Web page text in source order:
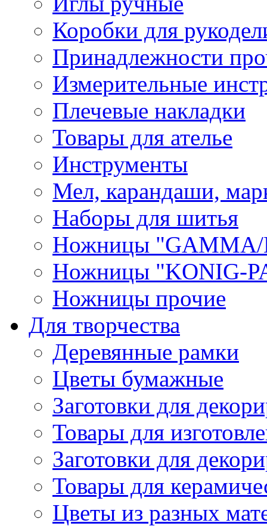
Коробки для
Принадлежности
Измерительные
Плечевые накладки
Товары для ателье
Инструменты
Мел, карандаши,
Наборы для шитья
Ножницы "GAMMA/
Ножницы "KONIG-
Ножницы прочие
Для творчества
Деревянные рамки
Цветы бумажные
Заготовки для
Товары для
Заготовки для
Товары для
Цветы из разных